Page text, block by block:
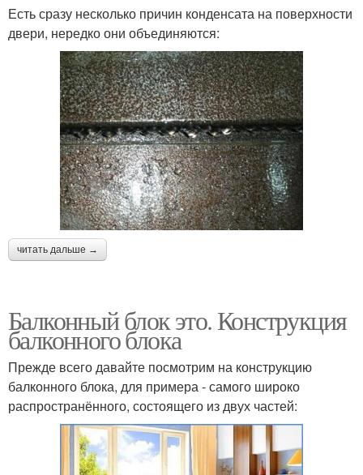
Есть сразу несколько причин конденсата на поверхности
двери, нередко они объединяются:
читать дальше →
Балконный блок это. Конструкция
балконного блока
Прежде всего давайте посмотрим на конструкцию
балконного блока, для примера - самого широко
распространённого, состоящего из двух частей: